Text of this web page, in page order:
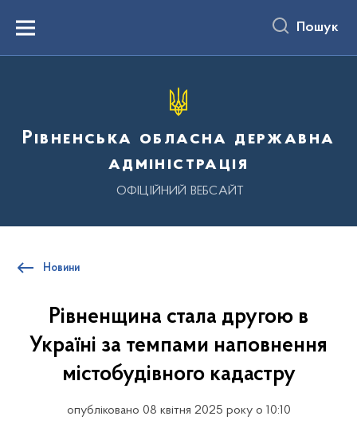
вмістуMenu Пошук
Рівненська обласна державна
адміністрація
ОФІЦІЙНИЙ ВЕБСАЙТ
Новини
Рівненщина стала другою в
Україні за темпами наповнення
містобудівного кадастру
опубліковано 08 квітня 2025 року о 10:10